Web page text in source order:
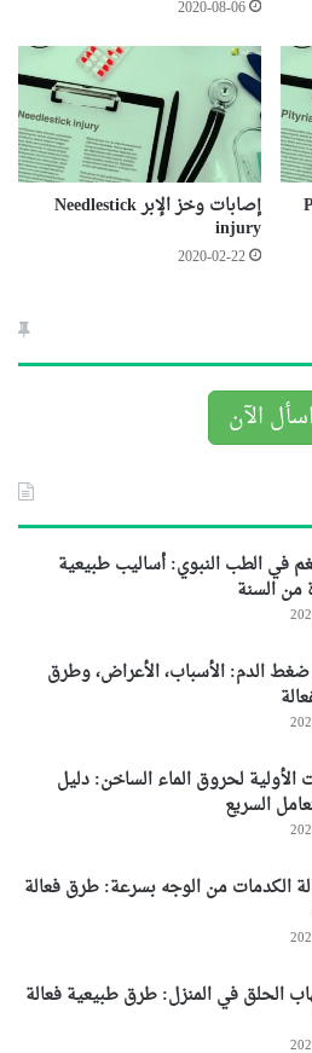
2020-08-06
إصابات وخز الإبر Needlestick
injury
2020-02-22
اسأل الآن
في الطب النبوي: أساليب طبيعية
السنة
الدم: الأسباب، الأعراض، وطرق
الأولية لحروق الماء الساخن: دليل
السريع
الكدمات من الوجه بسرعة: طرق فعالة
الحلق في المنزل: طرق طبيعية فعالة